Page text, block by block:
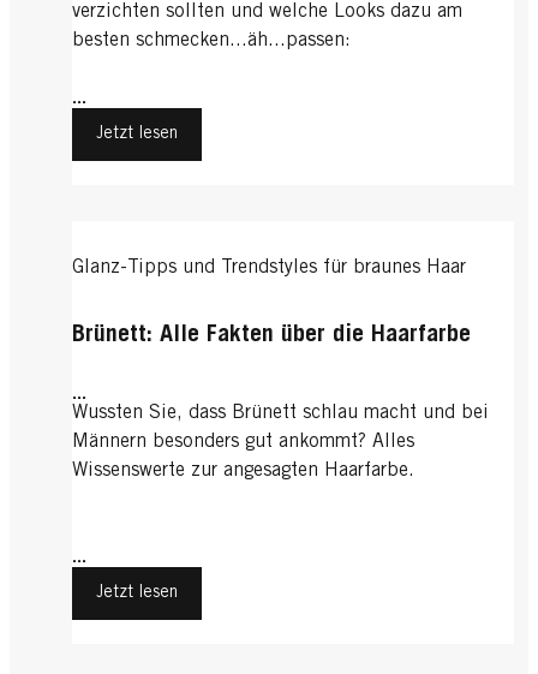
verzichten sollten und welche Looks dazu am
besten schmecken...äh...passen:
...
Jetzt lesen
Glanz-Tipps und Trendstyles für braunes Haar
Brünett: Alle Fakten über die Haarfarbe
...
Wussten Sie, dass Brünett schlau macht und bei
Männern besonders gut ankommt? Alles
Wissenswerte zur angesagten Haarfarbe.
...
Jetzt lesen